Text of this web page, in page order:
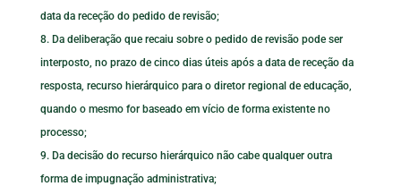
data da receção do pedido de revisão;
Da deliberação que recaiu sobre o pedido de revisão pode ser
interposto, no prazo de cinco dias úteis após a data de receção da
resposta, recurso hierárquico para o diretor regional de educação,
quando o mesmo for baseado em vício de forma existente no
processo;
Da decisão do recurso hierárquico não cabe qualquer outra
forma de impugnação administrativa;